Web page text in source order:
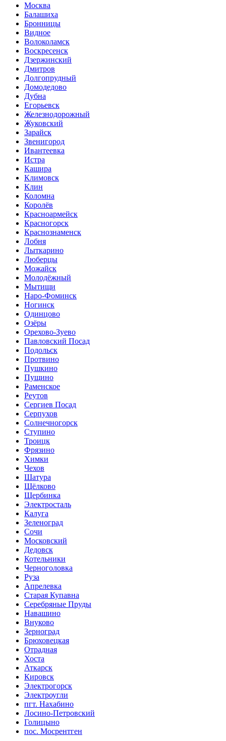
Москва
Балашиха
Бронницы
Видное
Волоколамск
Воскресенск
Дзержинский
Дмитров
Долгопрудный
Домодедово
Дубна
Егорьевск
Железнодорожный
Жуковский
Зарайск
Звенигород
Ивантеевка
Истра
Кашира
Климовск
Клин
Коломна
Королёв
Красноармейск
Красногорск
Краснознаменск
Лобня
Лыткарино
Люберцы
Можайск
Молодёжный
Мытищи
Наро-Фоминск
Ногинск
Одинцово
Озёры
Орехово-Зуево
Павловский Посад
Подольск
Протвино
Пушкино
Пущино
Раменское
Реутов
Сергиев Посад
Серпухов
Солнечногорск
Ступино
Троицк
Фрязино
Химки
Чехов
Шатура
Щёлково
Щербинка
Электросталь
Калуга
Зеленоград
Сочи
Московский
Дедовск
Котельники
Черноголовка
Руза
Апрелевка
Старая Купавна
Серебряные Пруды
Навашино
Внуково
Зерноград
Брюховецкая
Отрадная
Хоста
Аткарск
Кировск
Электрогорск
Электроугли
пгт. Нахабино
Лосино-Петровский
Голицыно
пос. Мосрентген